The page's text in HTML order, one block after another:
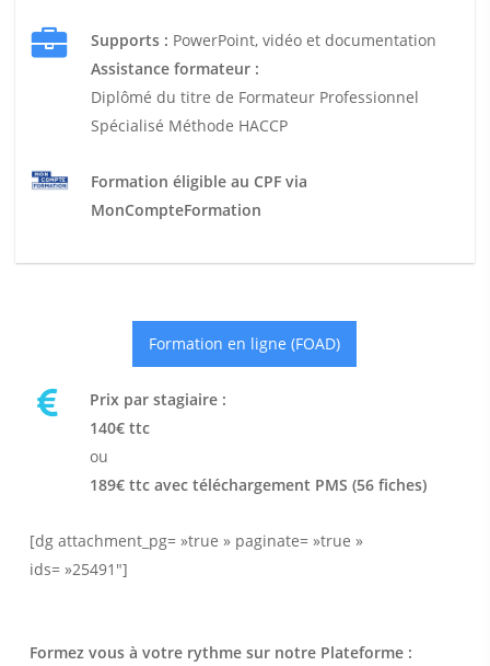
Supports : PowerPoint, vidéo et documentation
Assistance formateur :
Diplômé du titre de Formateur Professionnel
Spécialisé Méthode HACCP
Formation éligible au CPF via
MonCompteFormation
Formation en ligne (FOAD)
Prix par stagiaire :
140€ ttc
ou
189€ ttc avec téléchargement PMS (56 fiches)
[dg attachment_pg= »true » paginate= »true »
ids= »25491″]
Formez vous à votre rythme sur notre Plateforme :